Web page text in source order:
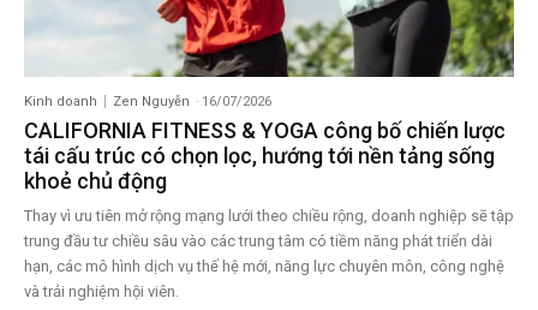
Kinh doanh Zen Nguyễn - 16/07/2026
CALIFORNIA FITNESS & YOGA công bố chiến lược
tái cấu trúc có chọn lọc, hướng tới nền tảng sống
khoẻ chủ động
Thay vì ưu tiên mở rộng mạng lưới theo chiều rộng, doanh nghiệp sẽ tập
trung đầu tư chiều sâu vào các trung tâm có tiềm năng phát triển dài
hạn, các mô hình dịch vụ thế hệ mới, năng lực chuyên môn, công nghệ
và trải nghiệm hội viên.